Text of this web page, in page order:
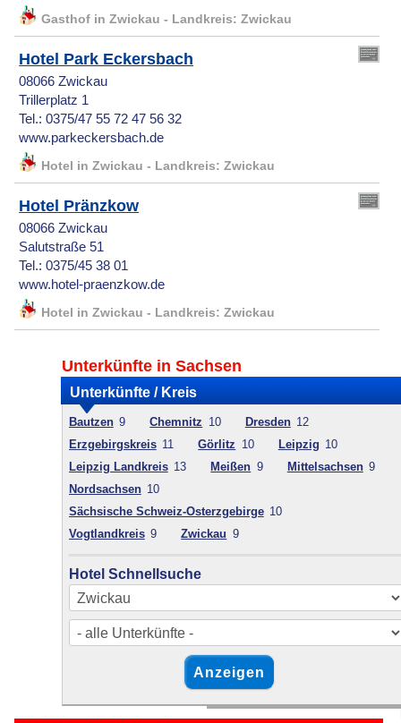
Gasthof in Zwickau - Landkreis: Zwickau
Hotel Park Eckersbach
08066 Zwickau
Trillerplatz 1
Tel.: 0375/47 55 72 47 56 32
www.parkeckersbach.de
Hotel in Zwickau - Landkreis: Zwickau
Hotel Pränzkow
08066 Zwickau
Salutstraße 51
Tel.: 0375/45 38 01
www.hotel-praenzkow.de
Hotel in Zwickau - Landkreis: Zwickau
Unterkünfte in Sachsen
Unterkünfte / Kreis
Bautzen 9 Chemnitz 10 Dresden 12
Erzgebirgskreis 11 Görlitz 10 Leipzig 10
Leipzig Landkreis 13 Meißen 9 Mittelsachsen 9
Nordsachsen 10
Sächsische Schweiz-Osterzgebirge 10
Vogtlandkreis 9 Zwickau 9
Hotel Schnellsuche